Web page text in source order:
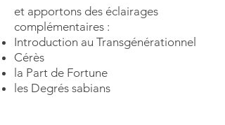
et apportons des éclairages
complémentaires :
Introduction au Transgénérationnel
Cérès
la Part de Fortune
les Degrés sabians